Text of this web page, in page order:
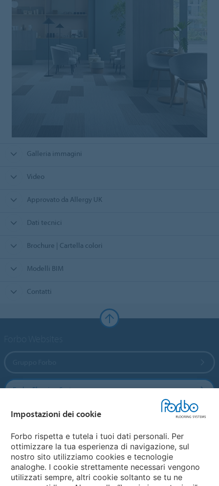
Galleria immagini
Video
Approvato da Allergy UK
Dati tecnici
Brochure | Cartella colori
Modelli BIM
Contatti
Forbo Flooring Systems
Forbo Movement Systems
Seleziona una nazione
Impostazioni dei cookie
Forbo rispetta e tutela i tuoi dati personali. Per
ottimizzare la tua esperienza di navigazione, sul
nostro sito utilizziamo cookies e tecnologie
analoghe. I cookie strettamente necessari vengono
utilizzati sempre, altri cookie soltanto se tu ne